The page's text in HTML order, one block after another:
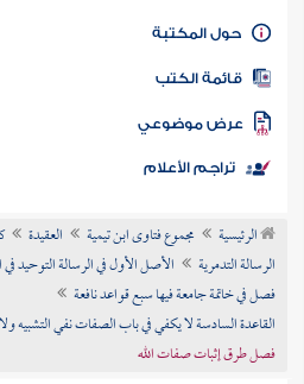
كتاب الأمة
المكتبة
الكتب
موضوعي
تراجم الأعلام
الرئيسية مجموع فتاوى ابن تيمية العقيدة
الرسالة التدمرية
الأصل الأول في الرسالة التوحيد
فصل في خاتمة جامعة فيها سبع قواعد نافعة
القاعدة السادسة لا يكفي في باب الصفات نفي التشبيه
فصل طرق إثبات صفات الله